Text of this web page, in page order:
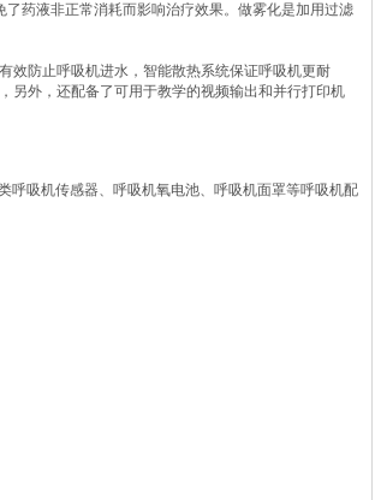
药液非正常消耗而影响治疗效果。做雾化是加用过滤
效防止呼吸机进水，智能散热系统保证呼吸机更耐
另外，还配备了可用于教学的视频输出和并行打印机
呼吸机传感器、呼吸机氧电池、呼吸机面罩等呼吸机配